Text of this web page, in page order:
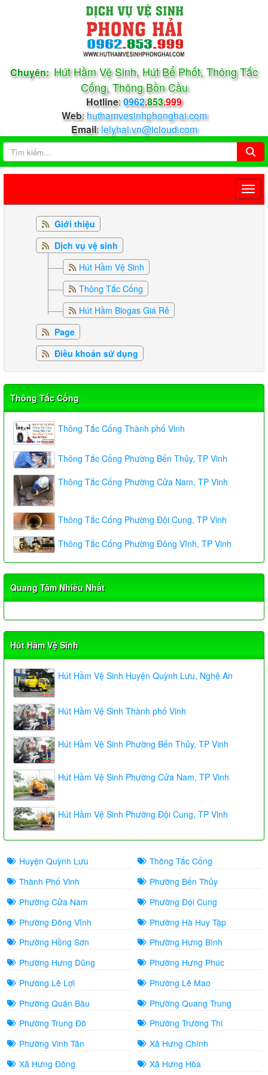
Chuyên: Hút Hầm Vệ Sinh, Hút Bể Phốt, Thông Tắc
Cống, Thông Bồn Cầu
Hotline:0962.853.999
Web: huthamvesinhphonghai.com
Email:lelyhai.vn@icloud.com
Giới thiệu
Dịch vụ vệ sinh
Hút Hầm Vệ Sinh
Thông Tắc Cống
Hút Hầm Biogas Giá Rẻ
Page
Điều khoản sử dụng
Thông Tắc Cống
Thông Tắc Cống Thành phố Vinh
Thông Tắc Cống Phường Bến Thủy, TP Vinh
Thông Tắc Cống Phường Cửa Nam, TP Vinh
Thông Tắc Cống Phường Đội Cung, TP Vinh
Thông Tắc Cống Phường Đông Vĩnh, TP Vinh
Quang Tâm Nhiều Nhất
Hút Hầm Vệ Sinh
Hút Hầm Vệ Sinh Huyện Quỳnh Lưu, Nghệ An
Hút Hầm Vệ Sinh Thành phố Vinh
Hút Hầm Vệ Sinh Phường Bến Thủy, TP Vinh
Hút Hầm Vệ Sinh Phường Cửa Nam, TP Vinh
Hút Hầm Vệ Sinh Phường Đội Cung, TP Vinh
Huyện Quỳnh Lưu
Thông Tắc Cống
Thành Phố Vinh
Phường Bến Thủy
Phường Cửa Nam
Phường Đội Cung
Phường Đông Vĩnh
Phường Hà Huy Tập
Phường Hồng Sơn
Phường Hưng Bình
Phường Hưng Dũng
Phường Hưng Phúc
Phường Lê Lợi
Phường Lê Mao
Phường Quán Bàu
Phường Quang Trung
Phường Trung Đô
Phường Trường Thi
Phường Vinh Tân
Xã Hưng Chính
Xã Hưng Đông
Xã Hưng Hòa